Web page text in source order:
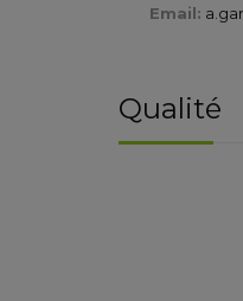
Email:
Qualité